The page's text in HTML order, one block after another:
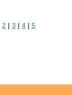
2 | 3 | 4 | 5